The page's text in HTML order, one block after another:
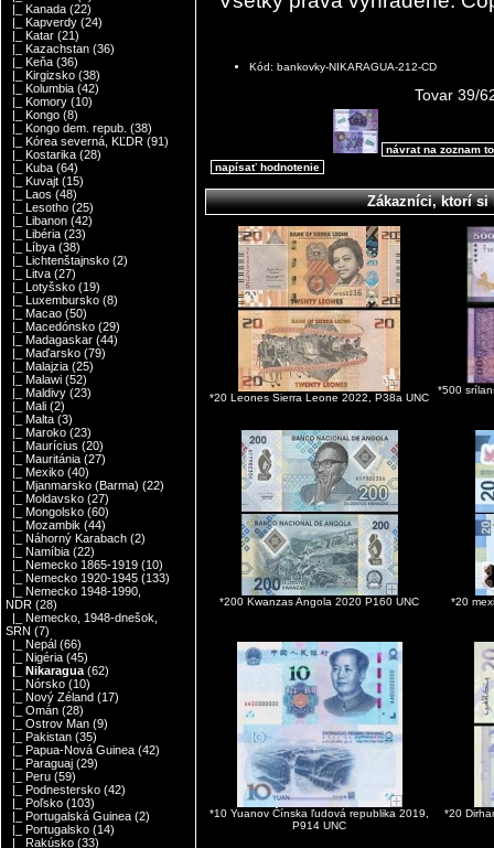
|_ Kanada (22)
|_ Kapverdy (24)
|_ Katar (21)
|_ Kazachstan (36)
|_ Keňa (36)
|_ Kirgizsko (38)
|_ Kolumbia (42)
|_ Komory (10)
|_ Kongo (8)
|_ Kongo dem. repub. (38)
|_ Kórea severná, KĽDR (91)
|_ Kostarika (28)
|_ Kuba (64)
|_ Kuvajt (15)
|_ Laos (48)
|_ Lesotho (25)
|_ Libanon (42)
|_ Libéria (23)
|_ Líbya (38)
|_ Lichtenštajnsko (2)
|_ Litva (27)
|_ Lotyšsko (19)
|_ Luxembursko (8)
|_ Macao (50)
|_ Macedónsko (29)
|_ Madagaskar (44)
|_ Maďarsko (79)
|_ Malajzia (25)
|_ Malawi (52)
|_ Maldivy (23)
|_ Mali (2)
|_ Malta (3)
|_ Maroko (23)
|_ Maurícius (20)
|_ Mauritánia (27)
|_ Mexiko (40)
|_ Mjanmarsko (Barma) (22)
|_ Moldavsko (27)
|_ Mongolsko (60)
|_ Mozambik (44)
|_ Náhorný Karabach (2)
|_ Namíbia (22)
|_ Nemecko 1865-1919 (10)
|_ Nemecko 1920-1945 (133)
|_ Nemecko 1948-1990,
NDR (28)
|_ Nemecko, 1948-dnešok,
SRN (7)
|_ Nepál (66)
|_ Nigéria (45)
|_ Nikaragua (62)
|_ Nórsko (10)
|_ Nový Zéland (17)
|_ Omán (28)
|_ Ostrov Man (9)
|_ Pakistan (35)
|_ Papua-Nová Guinea (42)
|_ Paraguaj (29)
|_ Peru (59)
|_ Podnestersko (42)
|_ Poľsko (103)
|_ Portugalská Guinea (2)
|_ Portugalsko (14)
|_ Rakúsko (33)
Kód: bankovky-NIKARAGUA-212-CD
Tovar 39/
návrat na zoznam
napísať hodnotenie
Zákazníci, ktorí si
*20 Leones Sierra Leone 2022, P38a UNC
*500
*200 Kwanzas Angola 2020 P160 UNC *20
*10 Yuanov Čínska ľudová republika 2019,
P914 UNC
*20